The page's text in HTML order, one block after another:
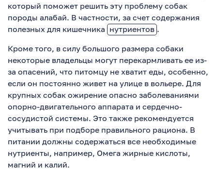
который поможет решить эту проблему собак
породы алабай. В частности, за счет содержания
полезных для кишечника нутриентов .
Кроме того, в силу большого размера собаки
некоторые владельцы могут перекармливать ее из-
за опасений, что питомцу не хватит еды, особенно,
если он постоянно живет на улице в вольере. Для
крупных собак ожирение опасно заболеваниями
опорно-двигательного аппарата и сердечно-
сосудистой системы. Это также рекомендуется
учитывать при подборе правильного рациона. В
питании должны содержаться все необходимые
нутриенты, например, Омега жирные кислоты,
магний и калий.